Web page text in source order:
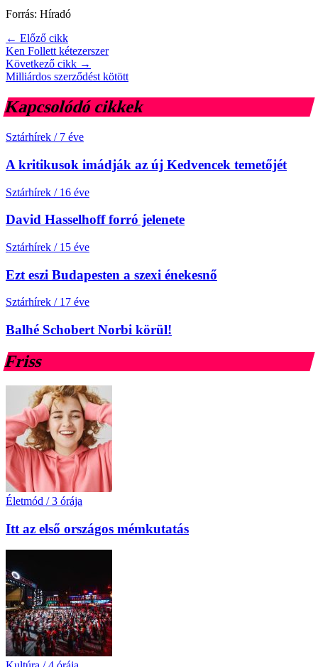
Forrás: Híradó
← Előző cikk
Ken Follett kétezerszer
Következő cikk →
Milliárdos szerződést kötött
Kapcsolódó cikkek
Sztárhírek / 7 éve
A kritikusok imádják az új Kedvencek temetőjét
Sztárhírek / 16 éve
David Hasselhoff forró jelenete
Sztárhírek / 15 éve
Ezt eszi Budapesten a szexi énekesnő
Sztárhírek / 17 éve
Balhé Schobert Norbi körül!
Friss
Életmód / 3 órája
Itt az első országos mémkutatás